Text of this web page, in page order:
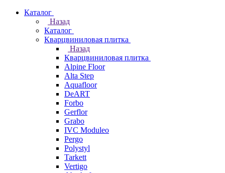
Каталог
Назад
Каталог
Кварцвиниловая плитка
Назад
Кварцвиниловая плитка
Alpine Floor
Alta Step
Aquafloor
DeART
Forbo
Gerflor
Grabo
IVC Moduleo
Pergo
Polystyl
Tarkett
Vertigo